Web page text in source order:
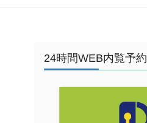
24時間WEB内覧予約